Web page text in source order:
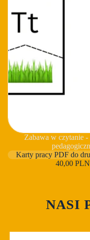
Zabawa w czytanie
Karty pracy PDF do
40,00 PLN
NASI